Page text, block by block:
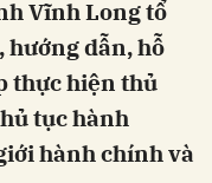
Vĩnh Long tổ
dẫn, hỗ
thực hiện thủ
tục hành
hành chính và